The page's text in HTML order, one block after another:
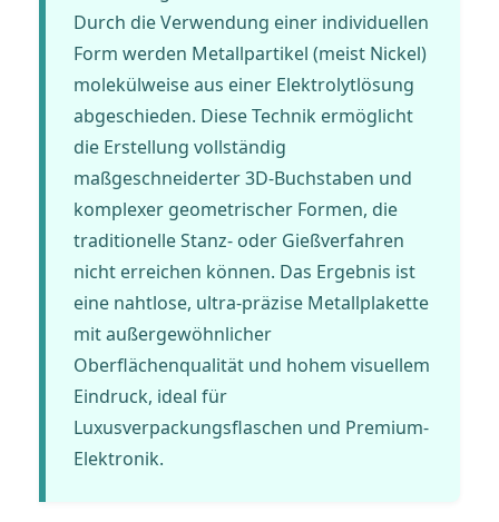
Durch die Verwendung einer individuellen
Form werden Metallpartikel (meist Nickel)
molekülweise aus einer Elektrolytlösung
abgeschieden. Diese Technik ermöglicht
die Erstellung vollständig
maßgeschneiderter 3D-Buchstaben und
komplexer geometrischer Formen, die
traditionelle Stanz- oder Gießverfahren
nicht erreichen können. Das Ergebnis ist
eine nahtlose, ultra-präzise Metallplakette
mit außergewöhnlicher
Oberflächenqualität und hohem visuellem
Eindruck, ideal für
Luxusverpackungsflaschen und Premium-
Elektronik.